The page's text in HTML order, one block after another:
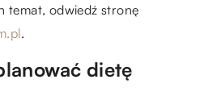
temat, odwiedź stronę
.
dietę